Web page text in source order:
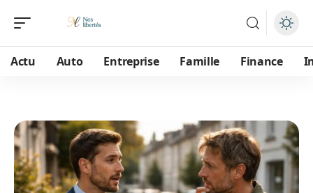
Actu Auto Entreprise Famille Finance